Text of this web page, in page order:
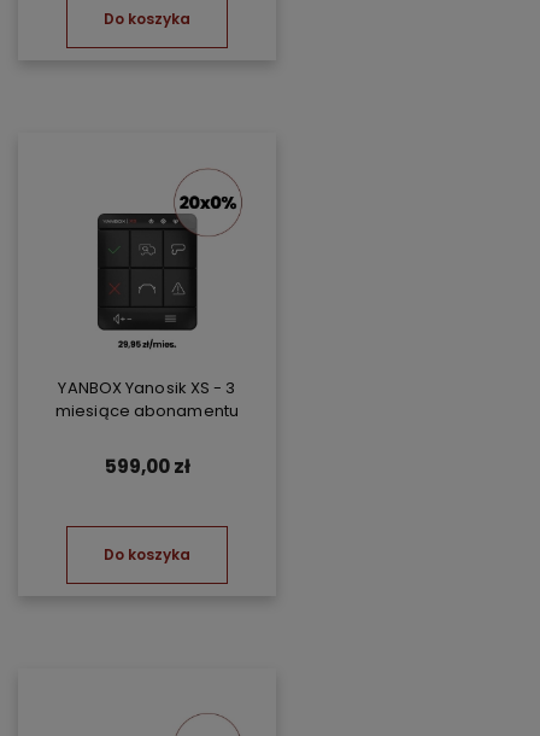
Do koszyka
YANBOX Yanosik XS - 3
miesiące abonamentu
599,00 zł
Do koszyka